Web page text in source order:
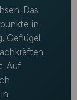
Das
in
Geflügel
Auf